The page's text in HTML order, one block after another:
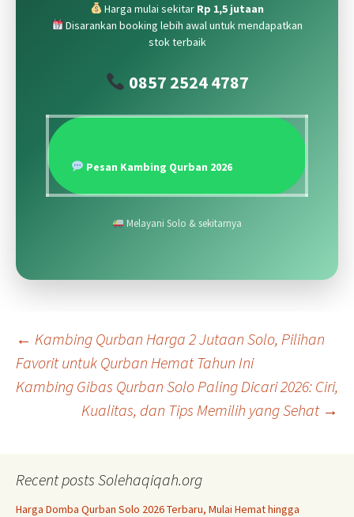
Harga mulai sekitar Rp 1,5 jutaan
Disarankan booking lebih awal untuk mendapatkan
stok terbaik
0857 2524 4787
Pesan Kambing Qurban 2026
Melayani Solo & sekitarnya
Post
navigation
← Kambing Qurban Harga 2 Jutaan Solo, Pilihan
Favorit untuk Qurban Hemat Tahun Ini
Kambing Gibas Qurban Solo Paling Dicari 2026: Ciri,
Kualitas, dan Tips Memilih yang Sehat →
Recent posts Solehaqiqah.org
Harga Domba Qurban Solo 2026 Terbaru, Mulai Hemat hingga